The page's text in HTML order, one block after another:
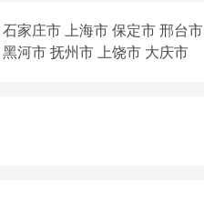
石家庄市 上海市 保定市 邢台市
黑河市 抚州市 上饶市 大庆市